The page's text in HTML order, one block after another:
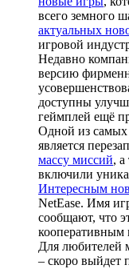
всего земного
актуальных
игровой
Недавно
версию
доступны
геймплей ещё
Одной из самых
является
массу миссий,
включили
Интересным
NetEase. Имя
сообщают, что
кооперативным
Для любителей
– скоро выйдет